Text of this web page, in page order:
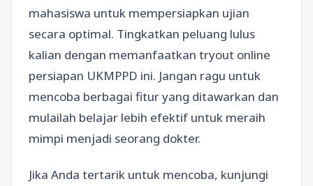
mahasiswa untuk mempersiapkan ujian
secara optimal. Tingkatkan peluang lulus
kalian dengan memanfaatkan tryout online
persiapan UKMPPD ini. Jangan ragu untuk
mencoba berbagai fitur yang ditawarkan dan
mulailah belajar lebih efektif untuk meraih
mimpi menjadi seorang dokter.
Jika Anda tertarik untuk mencoba, kunjungi